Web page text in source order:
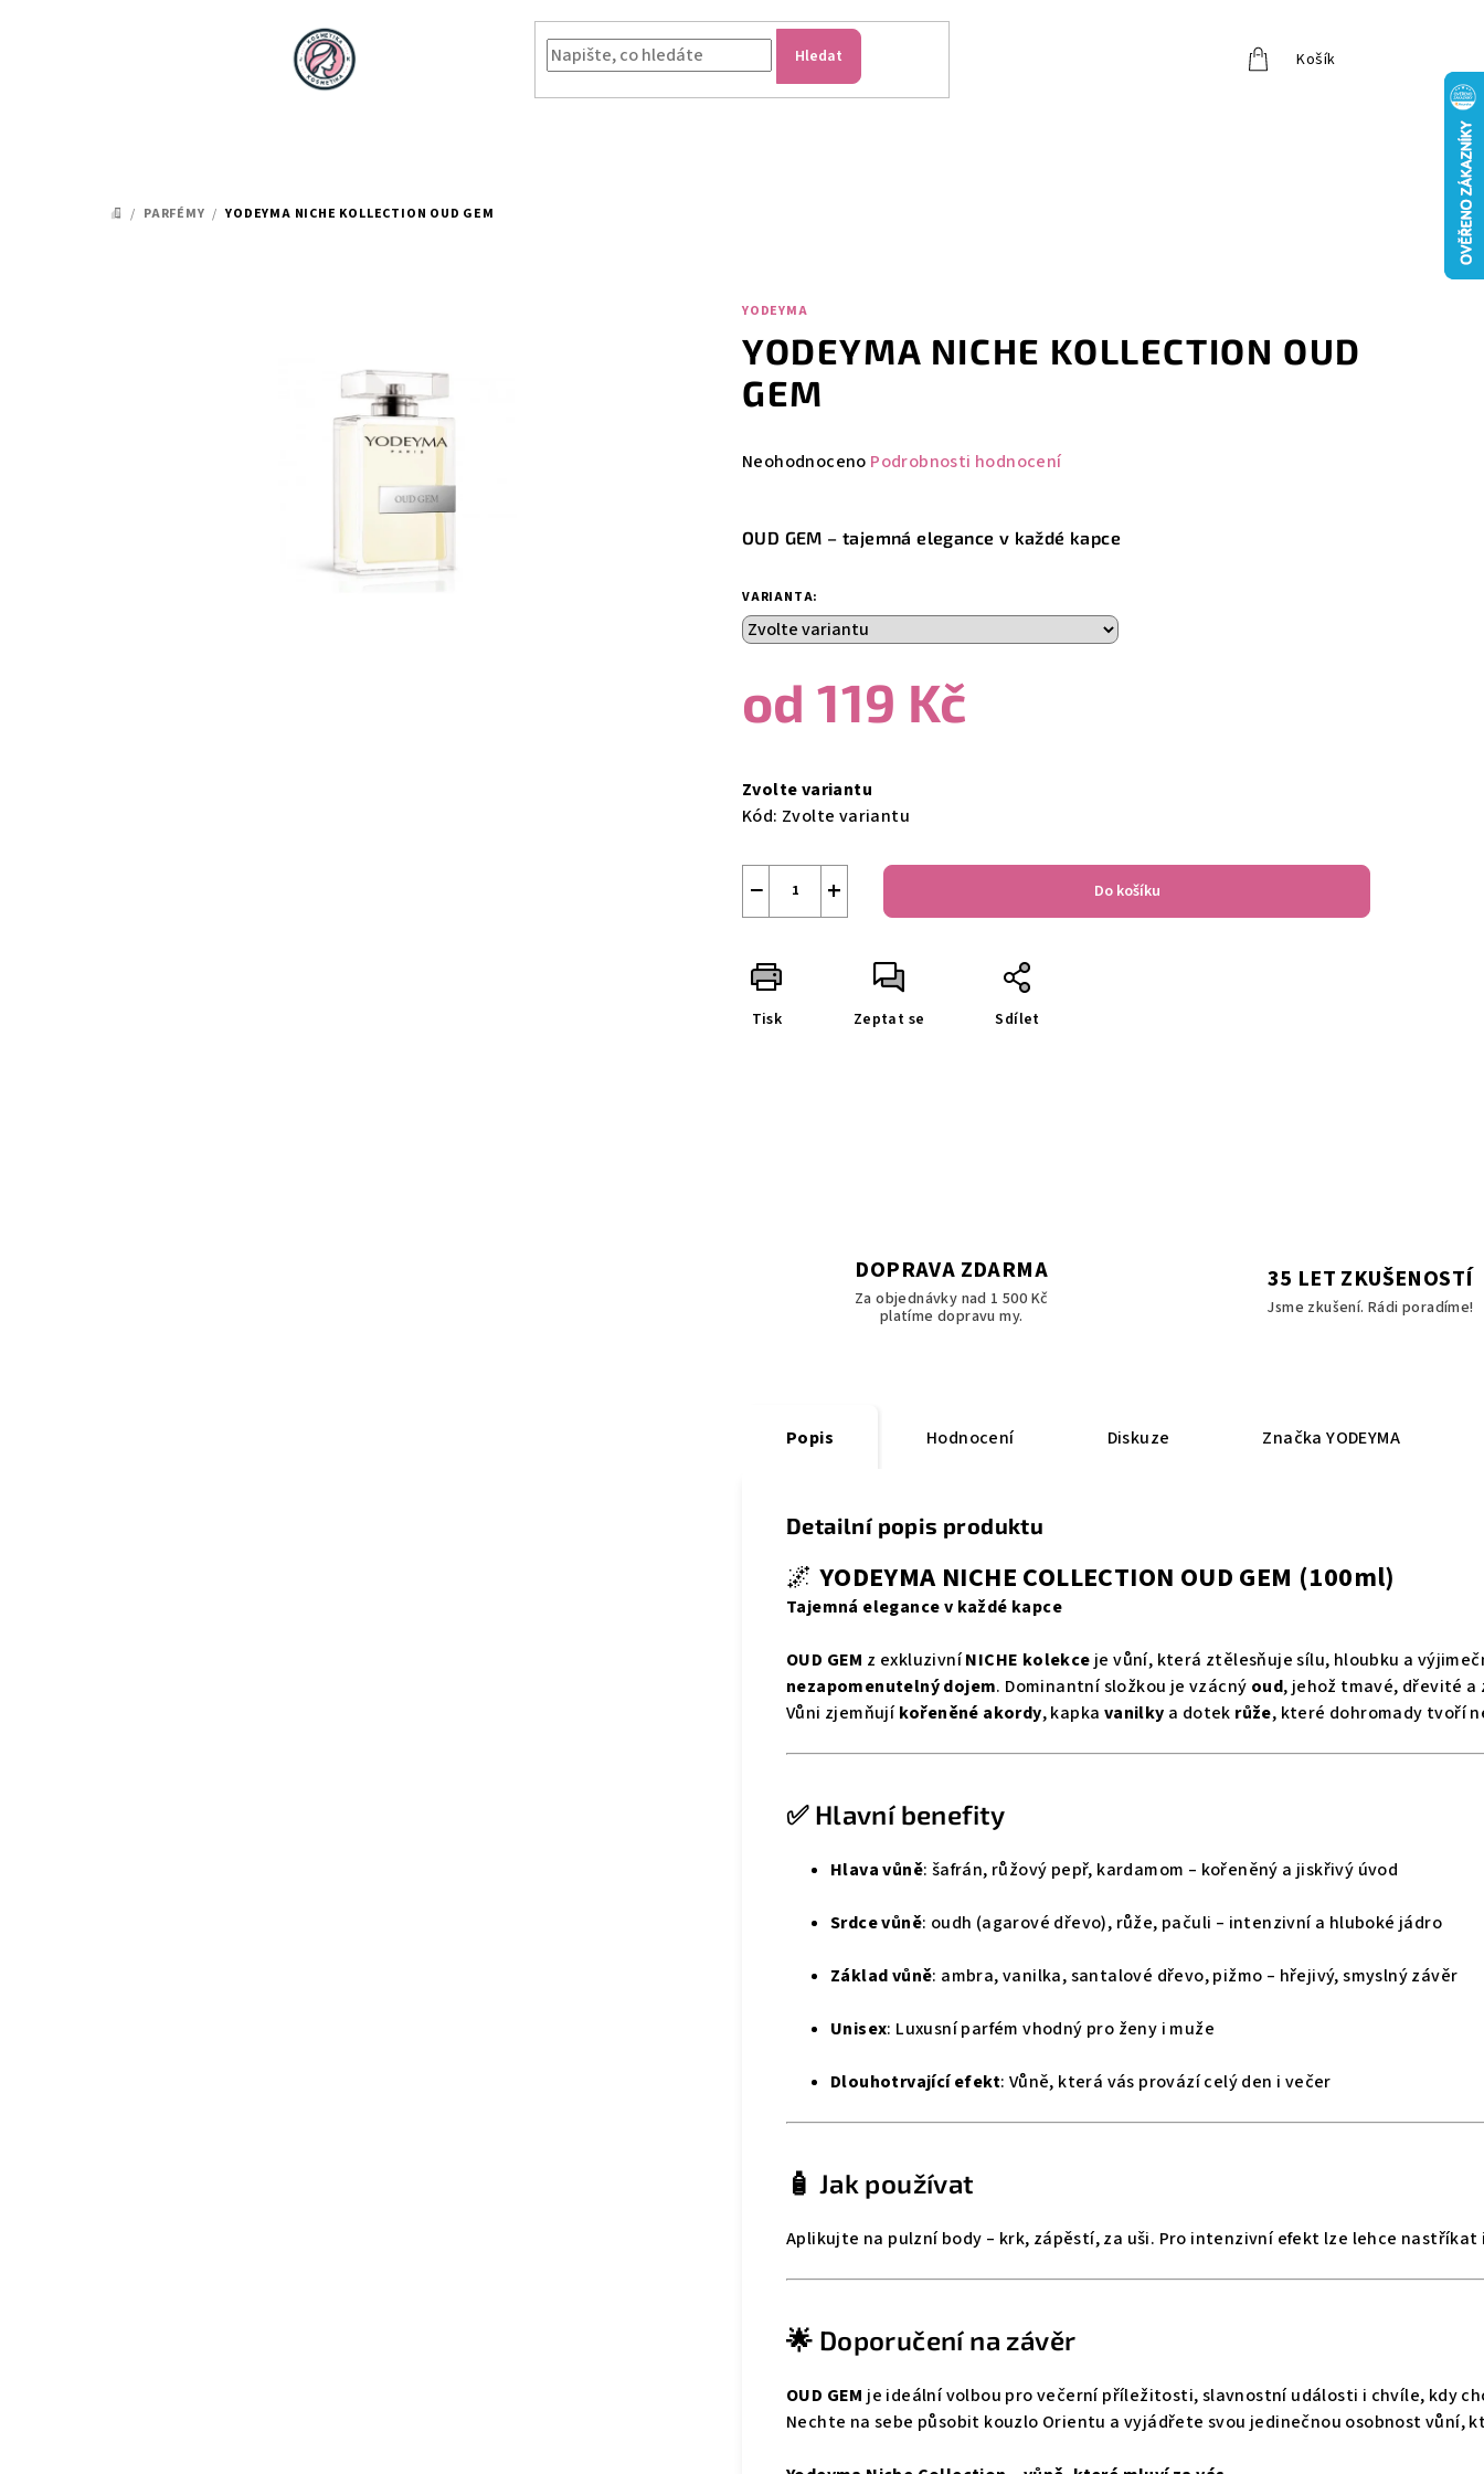
Hledat Košík
DOMŮ
/ PARFÉMY / YODEYMA NICHE KOLLECTION OUD GEM
YODEYMA
YODEYMA NICHE KOLLECTION OUD
GEM
Průměrné
je
z
5
hvězdiček.
Neohodnoceno Podrobnosti hodnocení
OUD GEM – tajemná elegance v každé kapce
VARIANTA:
od119 Kč
cena:
Zvolte variantu
Kód: Zvolte variantu
+
− Do košíku
Tisk Zeptat se Sdílet
DOPRAVA ZDARMA
Za objednávky nad 1 500 Kč
platíme dopravu my.
35 LET ZKUŠENOSTÍ
Jsme zkušení. Rádi poradíme!
Popis Hodnocení Diskuze Značka YODEYMA
Detailní popis produktu
🌌 YODEYMA NICHE COLLECTION OUD GEM (100ml)
Tajemná elegance v každé kapce
OUD GEM z exkluzivníNICHE kolekce je vůní, která ztělesňuje sílu, hloubku a
nezapomenutelný dojem. Dominantní složkou je vzácný oud, jehož tmavé, dřevité
Vůni zjemňujíkořeněné akordy, kapka vanilky a dotek růže, které dohromady tvoří
✅ Hlavní benefity
Hlava vůně: šafrán, růžový pepř, kardamom – kořeněný a jiskřivý úvod
Srdce vůně: oudh (agarové dřevo), růže, pačuli – intenzivní a hluboké jádro
Základ vůně: ambra, vanilka, santalové dřevo, pižmo – hřejivý, smyslný závěr
Unisex: Luxusní parfém vhodný pro ženy i muže
Dlouhotrvající efekt: Vůně, která vás provází celý den i večer
🧴 Jak používat
Aplikujte na pulzní body – krk, zápěstí, za uši. Pro intenzivní efekt lze lehce nastříkat
🌟 Doporučení na závěr
OUD GEM je ideální volbou pro večerní příležitosti, slavnostní události i chvíle, kdy
Nechte na sebe působit kouzlo Orientu a vyjádřete svou jedinečnou osobnost vůní,